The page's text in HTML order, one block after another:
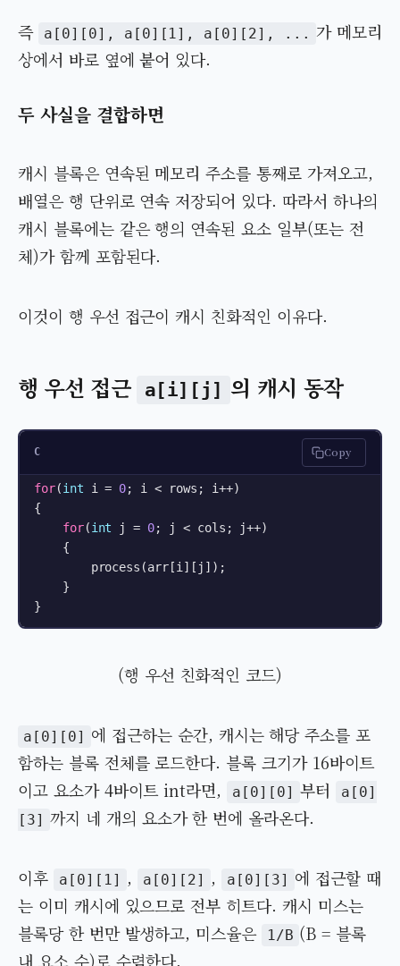
즉 a[0][0], a[0][1], a[0][2], ... 가 메모리
상에서 바로 옆에 붙어 있다.
두 사실을 결합하면
캐시 블록은 연속된 메모리 주소를 통째로 가져오고,
배열은 행 단위로 연속 저장되어 있다. 따라서 하나의
캐시 블록에는 같은 행의 연속된 요소 일부(또는 전
체)가 함께 포함된다.
이것이 행 우선 접근이 캐시 친화적인 이유다.
행 우선 접근 a[i][j] 의 캐시 동작
C Copy
for(int i = 0; i < rows; i++)
{
for(int j = 0; j < cols; j++)
    {
        process(arr[i][j]);
    }
}
(행 우선 친화적인 코드)
a[0][0] 에 접근하는 순간, 캐시는 해당 주소를 포
함하는 블록 전체를 로드한다. 블록 크기가 16바이트
이고 요소가 4바이트 int라면,
a[0][0] 부터
a[0]
[3] 까지 네 개의 요소가 한 번에 올라온다.
이후 a[0][1] , a[0][2] , a[0][3] 에 접근할 때
는 이미 캐시에 있으므로 전부 히트다. 캐시 미스는
블록당 한 번만 발생하고, 미스율은
1/B (B = 블록
내 요소 수)로 수렴한다.